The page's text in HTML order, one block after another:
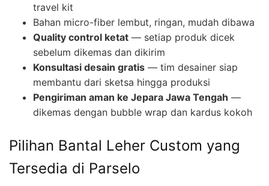
travel kit
Bahan micro-fiber lembut, ringan, mudah dibawa
Quality control ketat — setiap produk dicek
sebelum dikemas dan dikirim
Konsultasi desain gratis — tim desainer siap
membantu dari sketsa hingga produksi
Pengiriman aman ke Jepara Jawa Tengah —
dikemas dengan bubble wrap dan kardus kokoh
Pilihan Bantal Leher Custom yang
Tersedia di Parselo